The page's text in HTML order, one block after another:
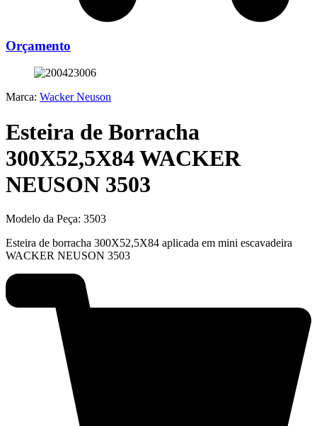
Orçamento
Marca: Wacker Neuson
Esteira de Borracha
300X52,5X84 WACKER
NEUSON 3503
Modelo da Peça: 3503
Esteira de borracha 300X52,5X84 aplicada em mini escavadeira
WACKER NEUSON 3503